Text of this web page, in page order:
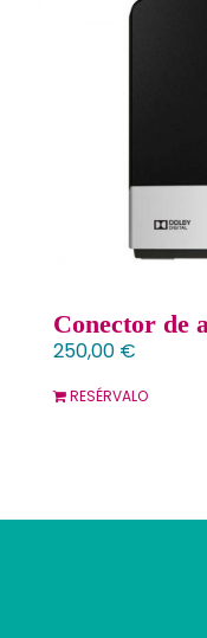
Conector de
250,00 €
RESÉRVALO